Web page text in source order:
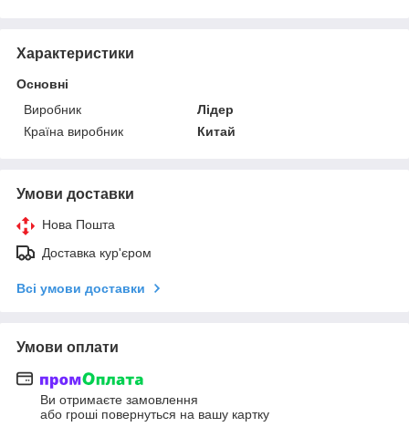
Характеристики
Основні
Виробник
Лідер
Країна виробник
Китай
Умови доставки
Нова Пошта
Доставка кур'єром
Всі умови доставки
Умови оплати
Ви отримаєте замовлення
або гроші повернуться на вашу картку